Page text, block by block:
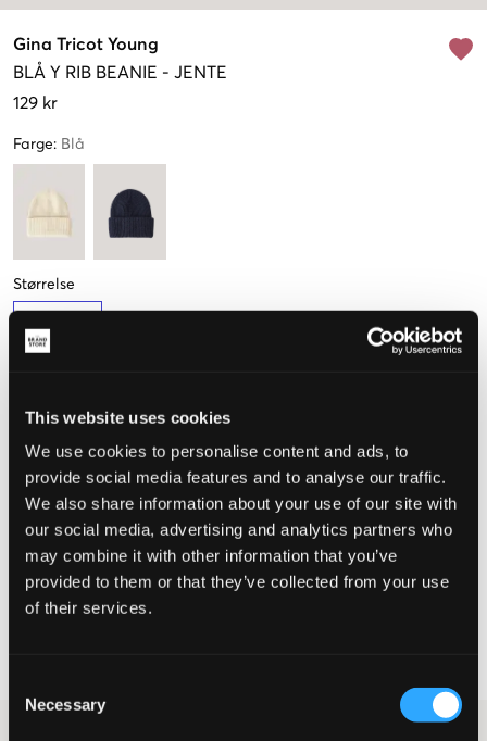
This website uses cookies
We use cookies to personalise content and ads, to
provide social media features and to analyse our traffic.
We also share information about your use of our site with
our social media, advertising and analytics partners who
may combine it with other information that you’ve
provided to them or that they’ve collected from your use
of their services.
Selection
Necessary
Gina Tricot Young
BLÅ Y RIB BEANIE - JENTE
129 kr
Farge: Blå
Størrelse
One Size
Opplevd størrelse
STØRRELSESTABELL
VELG EN STØRRELSE